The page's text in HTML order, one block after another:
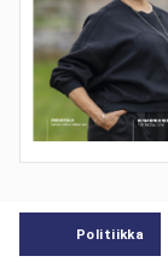
Politiikka